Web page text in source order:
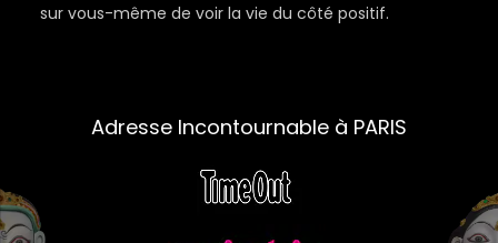
sur vous-même de voir la vie du côté positif.
Adresse Incontournable à PARIS